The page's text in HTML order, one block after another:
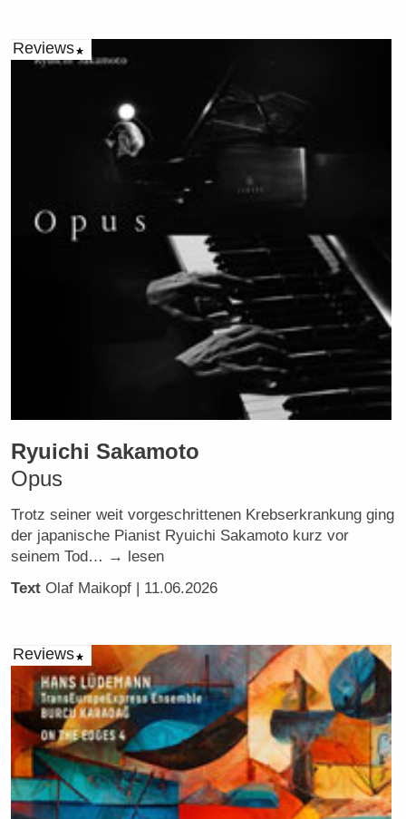
Reviews
Ryuichi Sakamoto
Opus
Trotz seiner weit vorgeschrittenen Krebserkrankung ging
der japanische Pianist Ryuichi Sakamoto kurz vor
seinem Tod… → lesen
Text Olaf Maikopf | 11.06.2026
Reviews